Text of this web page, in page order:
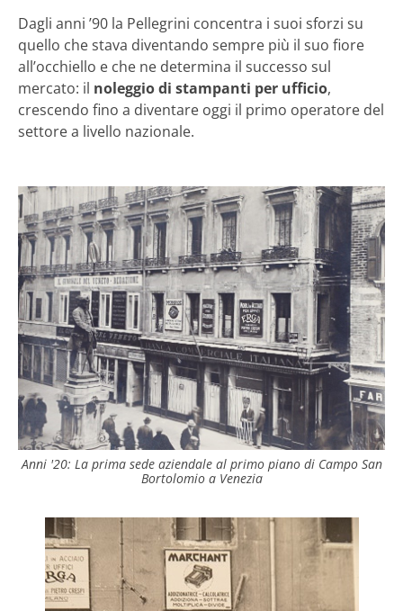
Dagli anni ’90 la Pellegrini concentra i suoi sforzi su
quello che stava diventando sempre più il suo fiore
all’occhiello e che ne determina il successo sul
mercato: il noleggio di stampanti per ufficio,
crescendo fino a diventare oggi il primo operatore del
settore a livello nazionale.
Anni '20: La prima sede aziendale al primo piano di Campo San
Bortolomio a Venezia